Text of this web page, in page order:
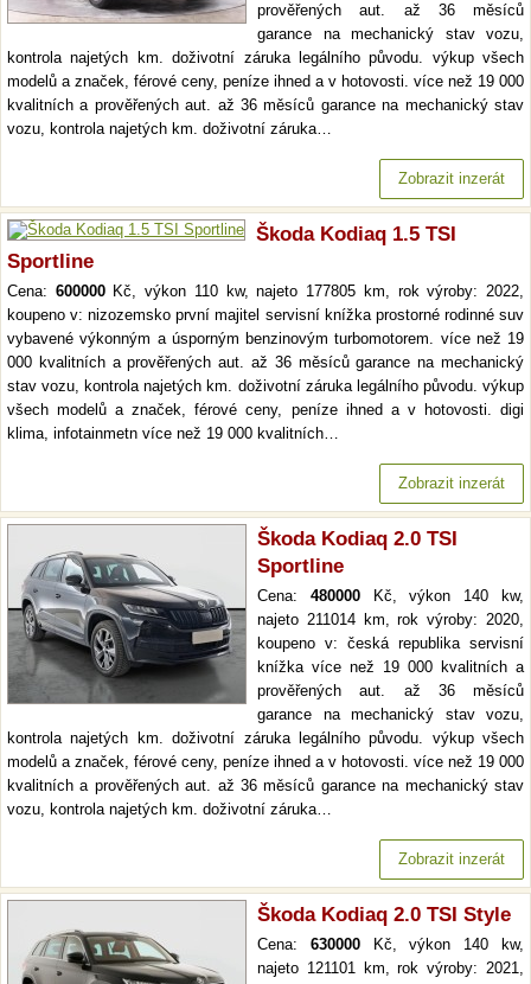
prověřených aut. až 36 měsíců
garance na mechanický stav vozu,
kontrola najetých km. doživotní záruka legálního původu. výkup všech
modelů a značek, férové ceny, peníze ihned a v hotovosti. více než 19 000
kvalitních a prověřených aut. až 36 měsíců garance na mechanický stav
vozu, kontrola najetých km. doživotní záruka…
Zobrazit inzerát
Škoda Kodiaq 1.5 TSI
Sportline
Cena: 600000Kč, výkon 110 kw, najeto 177805 km, rok výroby: 2022,
koupeno v: nizozemsko první majitel servisní knížka prostorné rodinné suv
vybavené výkonným a úsporným benzinovým turbomotorem. více než 19
000 kvalitních a prověřených aut. až 36 měsíců garance na mechanický
stav vozu, kontrola najetých km. doživotní záruka legálního původu. výkup
všech modelů a značek, férové ceny, peníze ihned a v hotovosti. digi
klima, infotainmetn více než 19 000 kvalitních…
Zobrazit inzerát
Škoda Kodiaq 2.0 TSI
Sportline
Cena: 480000Kč, výkon 140 kw,
najeto 211014 km, rok výroby: 2020,
koupeno v: česká republika servisní
knížka více než 19 000 kvalitních a
prověřených aut. až 36 měsíců
garance na mechanický stav vozu,
kontrola najetých km. doživotní záruka legálního původu. výkup všech
modelů a značek, férové ceny, peníze ihned a v hotovosti. více než 19 000
kvalitních a prověřených aut. až 36 měsíců garance na mechanický stav
vozu, kontrola najetých km. doživotní záruka…
Zobrazit inzerát
Škoda Kodiaq 2.0 TSI Style
Cena: 630000Kč, výkon 140 kw,
najeto 121101 km, rok výroby: 2021,